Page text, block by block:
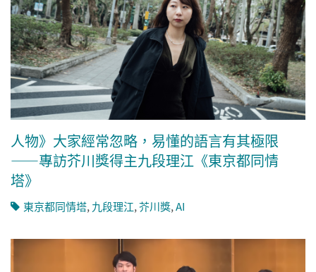
人物》大家經常忽略，易懂的語言有其極限
——專訪芥川獎得主九段理江《東京都同情
塔》
東京都同情塔,九段理江,芥川獎,AI